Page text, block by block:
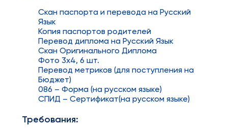
Скан паспорта и перевода на Русский
Язык
Копия паспортов родителей
Перевод диплома на Русский Язык
Скан Оригинального Диплома
Фото 3x4, 6 шт.
Перевод метриков (для поступления на
Бюджет)
086 – Форма (на русском языке)
СПИД – Сертификат(на русском языке)
Требования: